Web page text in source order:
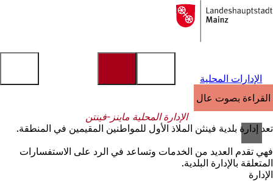
الانتقال إلى المحتوى
إلى
الصفحة
الإدارات المحلية
القراءة بصوت عالٍ
الإدارة المحلية ماينز-فينتن
تعد إدارة بلدية فينثن الملاذ الأول للمواطنين المقيمين في المنطقة.
فهي تقدم العديد من الخدمات وتساعد في الرد على الاستفسارات
المتعلقة بالإدارة البلدية.
الإدارة